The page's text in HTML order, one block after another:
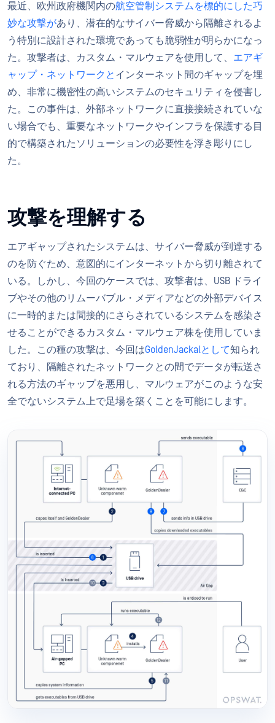
最近、欧州政府機関内の航空管制システムを標的にした巧
妙な攻撃があり、潜在的なサイバー脅威から隔離されるよ
う特別に設計された環境であっても脆弱性が明らかになっ
た。攻撃者は、カスタム・マルウェアを使用して、 エアギ
ャップ・ネットワークと インターネット間のギャップを埋
め、非常に機密性の高いシステムのセキュリティを侵害し
た。この事件は、外部ネットワークに直接接続されていな
い場合でも、重要なネットワークやインフラを保護する目
的で構築されたソリューションの必要性を浮き彫りにし
た。
攻撃を理解する
エアギャップされたシステムは、サイバー脅威が到達する
のを防ぐため、意図的にインターネットから切り離されて
いる。しかし、今回のケースでは、攻撃者は、USB ドライ
ブやその他のリムーバブル・メディアなどの外部デバイス
に一時的または間接的にさらされているシステムを感染さ
せることができるカスタム・マルウェア株を使用していま
した。この種の攻撃は、今回はGoldenJackalとして知られ
ており、隔離されたネットワークとの間でデータが転送さ
れる方法のギャップを悪用し、マルウェアがこのような安
全でないシステム上で足場を築くことを可能にします。